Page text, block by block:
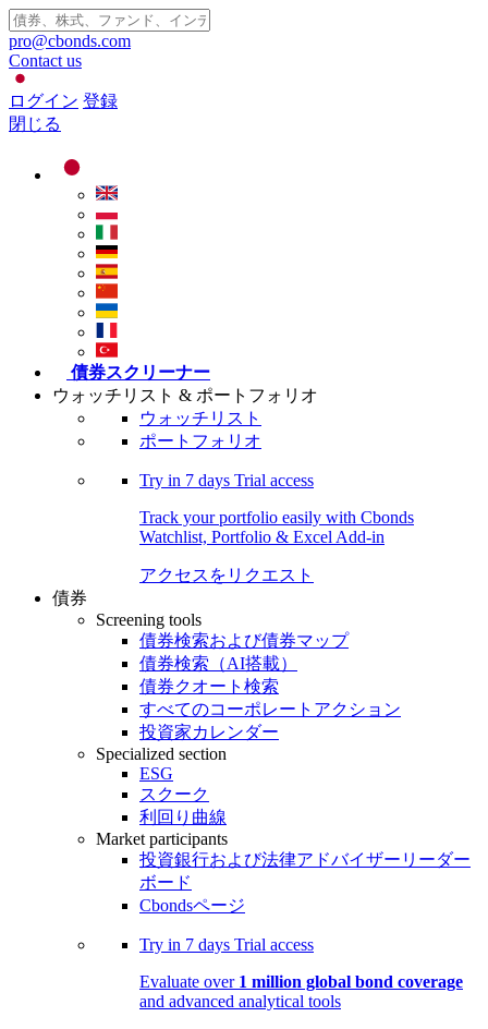
pro@cbonds.com
Contact us
ログイン 登録
閉じる
債券スクリーナー
ウォッチリスト & ポートフォリオ
ウォッチリスト
ポートフォリオ
Try in 7 days Trial access
Track your portfolio easily with Cbonds
Watchlist, Portfolio & Excel Add-in
アクセスをリクエスト
債券
Screening tools
債券検索および債券マップ
債券検索（AI搭載）
債券クオート検索
すべてのコーポレートアクション
投資家カレンダー
Specialized section
ESG
スクーク
利回り曲線
Market participants
投資銀行および法律アドバイザーリーダー
ボード
Cbondsページ
Try in 7 days Trial access
Evaluate over 1 million global bond coverage
and advanced analytical tools